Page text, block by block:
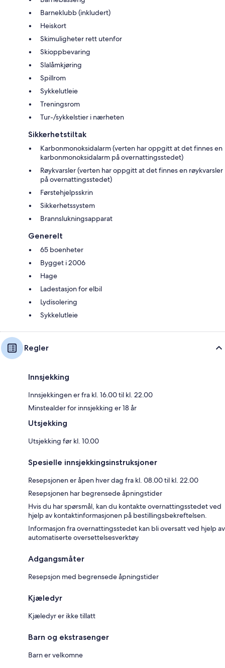
Barneklubb (inkludert)
Heiskort
Skimuligheter rett utenfor
Skioppbevaring
Slalåmkjøring
Spillrom
Sykkelutleie
Treningsrom
Tur-/sykkelstier i nærheten
Sikkerhetstiltak
Karbonmonoksidalarm (verten har oppgitt at det finnes en
karbonmonoksidalarm på overnattingsstedet)
Røykvarsler (verten har oppgitt at det finnes en røykvarsler
på overnattingsstedet)
Førstehjelpsskrin
Sikkerhetssystem
Brannslukningsapparat
Generelt
65 boenheter
Bygget i 2006
Hage
Ladestasjon for elbil
Lydisolering
Sykkelutleie
Regler
Innsjekking
Innsjekkingen er fra kl. 16.00 til kl. 22.00
Minstealder for innsjekking er 18 år
Utsjekking
Utsjekking før kl. 10.00
Spesielle innsjekkingsinstruksjoner
Resepsjonen er åpen hver dag fra kl. 08.00 til kl. 22.00
Resepsjonen har begrensede åpningstider
Hvis du har spørsmål, kan du kontakte overnattingsstedet ved
hjelp av kontaktinformasjonen på bestillingsbekreftelsen.
Informasjon fra overnattingsstedet kan bli oversatt ved hjelp av
automatiserte oversettelsesverktøy
Adgangsmåter
Resepsjon med begrensede åpningstider
Kjæledyr
Kjæledyr er ikke tillatt
Barn og ekstrasenger
Barn er velkomne